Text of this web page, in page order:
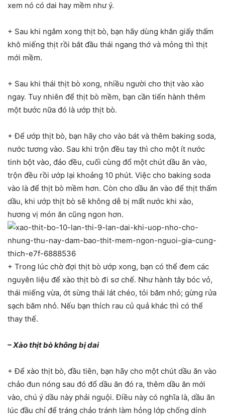
xem nó có dai hay mềm như ý.
+ Sau khi ngâm xong thịt bò, bạn hãy dùng khăn giấy thấm
khô miếng thịt rồi bắt đầu thái ngang thớ và mỏng thì thịt
mới mềm.
+ Sau khi thái thịt bò xong, nhiều người cho thịt vào xào
ngay. Tuy nhiên để thịt bò mềm, bạn cần tiến hành thêm
một bước nữa đó là ướp thịt bò.
+ Để ướp thịt bò, bạn hãy cho vào bát và thêm baking soda,
nước tương vào. Sau khi trộn đều tay thì cho một ít nước
tinh bột vào, đảo đều, cuối cùng đổ một chút dầu ăn vào,
trộn đều rồi ướp lại khoảng 10 phút. Việc cho baking soda
vào là để thịt bò mềm hơn. Còn cho dầu ăn vào để thịt thấm
dầu, khi ướp thịt bò sẽ không dễ bị mất nước khi xào,
hương vị món ăn cũng ngon hơn.
+ Trong lúc chờ đợi thịt bò ướp xong, bạn có thể đem các
nguyên liệu để xào thịt bò đi sơ chế. Như hành tây bóc vỏ,
thái miếng vừa, ớt sừng thái lát chéo, tỏi băm nhỏ; gừng rửa
sạch băm nhỏ. Nếu bạn thích rau củ quả khác thì có thể
thay thế.
– Xào thịt bò không bị dai
+ Để xào thịt bò, đầu tiên, bạn hãy cho một chút dầu ăn vào
chảo đun nóng sau đó đổ dầu ăn đó ra, thêm dầu ăn mới
vào, chú ý dầu này phải nguội. Điều này có nghĩa là, dầu ăn
lúc đầu chỉ để tráng chảo tránh làm hỏng lớp chống dính